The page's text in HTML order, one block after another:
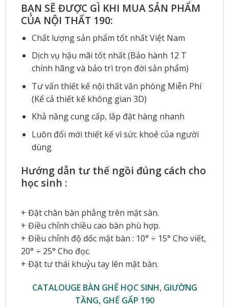
BẠN SẼ ĐƯỢC GÌ KHI MUA SẢN PHẨM
CỦA NỘI THẤT 190:
Chất lượng sản phẩm tốt nhất Việt Nam
Dịch vụ hậu mãi tốt nhất (Bảo hành 12 T
chính hãng và bảo trì trọn đời sản phẩm)
Tư vấn thiết kế nội thất văn phòng Miễn Phí
(Kể cả thiết kế không gian 3D)
Khả năng cung cấp, lắp đặt hàng nhanh
Luôn đổi mới thiết kế vì sức khoẻ của người
dùng
Hướng dẫn tư thế ngồi đúng cách cho
học sinh :
+ Đặt chân bàn phẳng trên mặt sàn.
+ Điều chỉnh chiều cao bàn phù hợp.
+ Điều chỉnh độ dốc mặt bàn : 10° ÷ 15° Cho viết,
20° ÷ 25° Cho đọc.
+ Đặt tư thái khuỷu tay lên mặt bàn.
CATALOUGE BÀN GHẾ HỌC SINH, GIƯỜNG
TẦNG, GHẾ GẤP 190